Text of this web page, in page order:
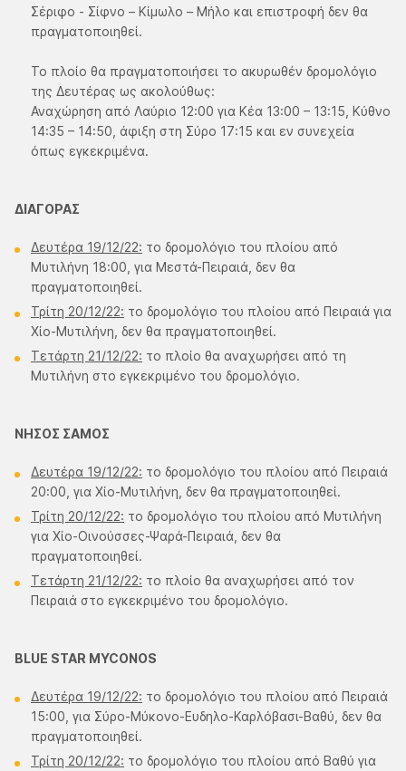
Σέριφο - Σίφνο – Κίμωλο – Μήλο και επιστροφή δεν θα
πραγματοποιηθεί.
Το πλοίο θα πραγματοποιήσει το ακυρωθέν δρομολόγιο
της Δευτέρας ως ακολούθως:
Αναχώρηση από Λαύριο 12:00 για Κέα 13:00 – 13:15, Κύθνο
14:35 – 14:50, άφιξη στη Σύρο 17:15 και εν συνεχεία
όπως εγκεκριμένα.
ΔΙΑΓΟΡΑΣ
Δευτέρα 19/12/22: το δρομολόγιο του πλοίου από
Μυτιλήνη 18:00, για Μεστά-Πειραιά, δεν θα
πραγματοποιηθεί.
Τρίτη 20/12/22: το δρομολόγιο του πλοίου από Πειραιά για
Χίο-Μυτιλήνη, δεν θα πραγματοποιηθεί.
Τετάρτη 21/12/22: το πλοίο θα αναχωρήσει από τη
Μυτιλήνη στο εγκεκριμένο του δρομολόγιο.
ΝΗΣΟΣ ΣΑΜΟΣ
Δευτέρα 19/12/22: το δρομολόγιο του πλοίου από Πειραιά
20:00, για Χίο-Μυτιλήνη, δεν θα πραγματοποιηθεί.
Τρίτη 20/12/22: το δρομολόγιο του πλοίου από Μυτιλήνη
για Χίο-Οινούσσες-Ψαρά-Πειραιά, δεν θα
πραγματοποιηθεί.
Τετάρτη 21/12/22: το πλοίο θα αναχωρήσει από τον
Πειραιά στο εγκεκριμένο του δρομολόγιο.
BLUE STAR MYCONOS
Δευτέρα 19/12/22: το δρομολόγιο του πλοίου από Πειραιά
15:00, για Σύρο-Μύκονο-Ευδηλο-Καρλόβασι-Βαθύ, δεν θα
πραγματοποιηθεί.
Τρίτη 20/12/22: το δρομολόγιο του πλοίου από Βαθύ για